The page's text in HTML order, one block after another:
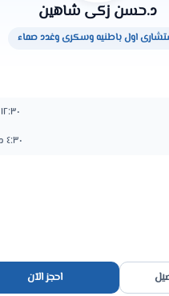
د.حسن زكى شاهين
اول باطنيه وسكرى وغدد صماء
١٢:٣٠ ظهرًا
٤:٣٠ مساءً
احجز الآن